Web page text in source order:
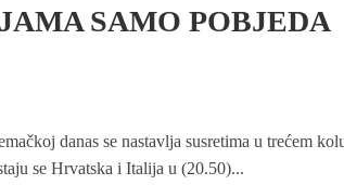
SAMO POBJEDA
danas se nastavlja susretima u trećem
se Hrvatska i Italija u (20.50)...